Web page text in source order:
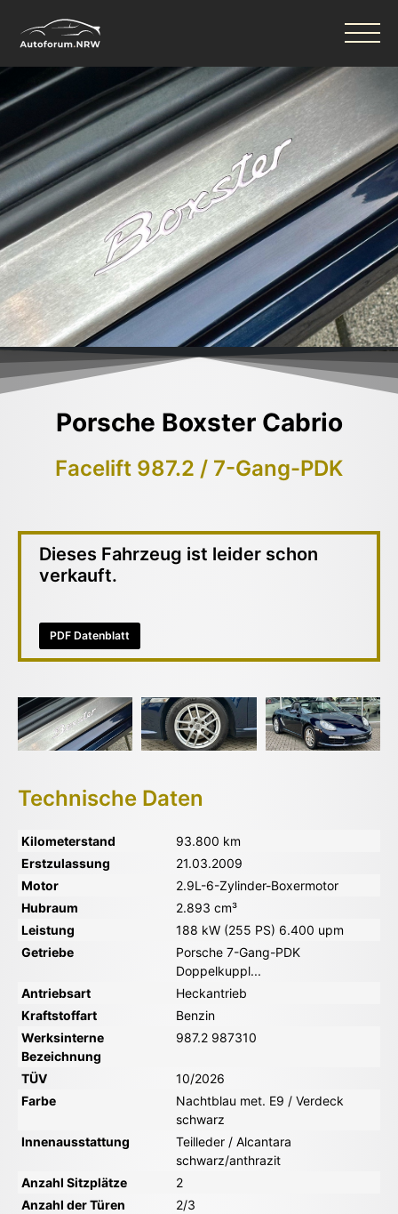
Porsche Boxster Cabrio
Facelift 987.2 / 7-Gang-PDK
Dieses Fahrzeug ist leider schon
verkauft.
PDF Datenblatt
Technische Daten
Kilometerstand
93.800 km
Erstzulassung
21.03.2009
Motor
2.9L-6-Zylinder-Boxermotor
Hubraum
2.893 cm³
Leistung
188 kW (255 PS) 6.400 upm
Getriebe
Porsche 7-Gang-PDK
Doppelkuppl...
Antriebsart
Heckantrieb
Kraftstoffart
Benzin
Werksinterne
Bezeichnung
987.2 987310
TÜV
10/2026
Farbe
Nachtblau met. E9 / Verdeck
schwarz
Innenausstattung
Teilleder / Alcantara
schwarz/anthrazit
Anzahl Sitzplätze
2
Anzahl der Türen
2/3